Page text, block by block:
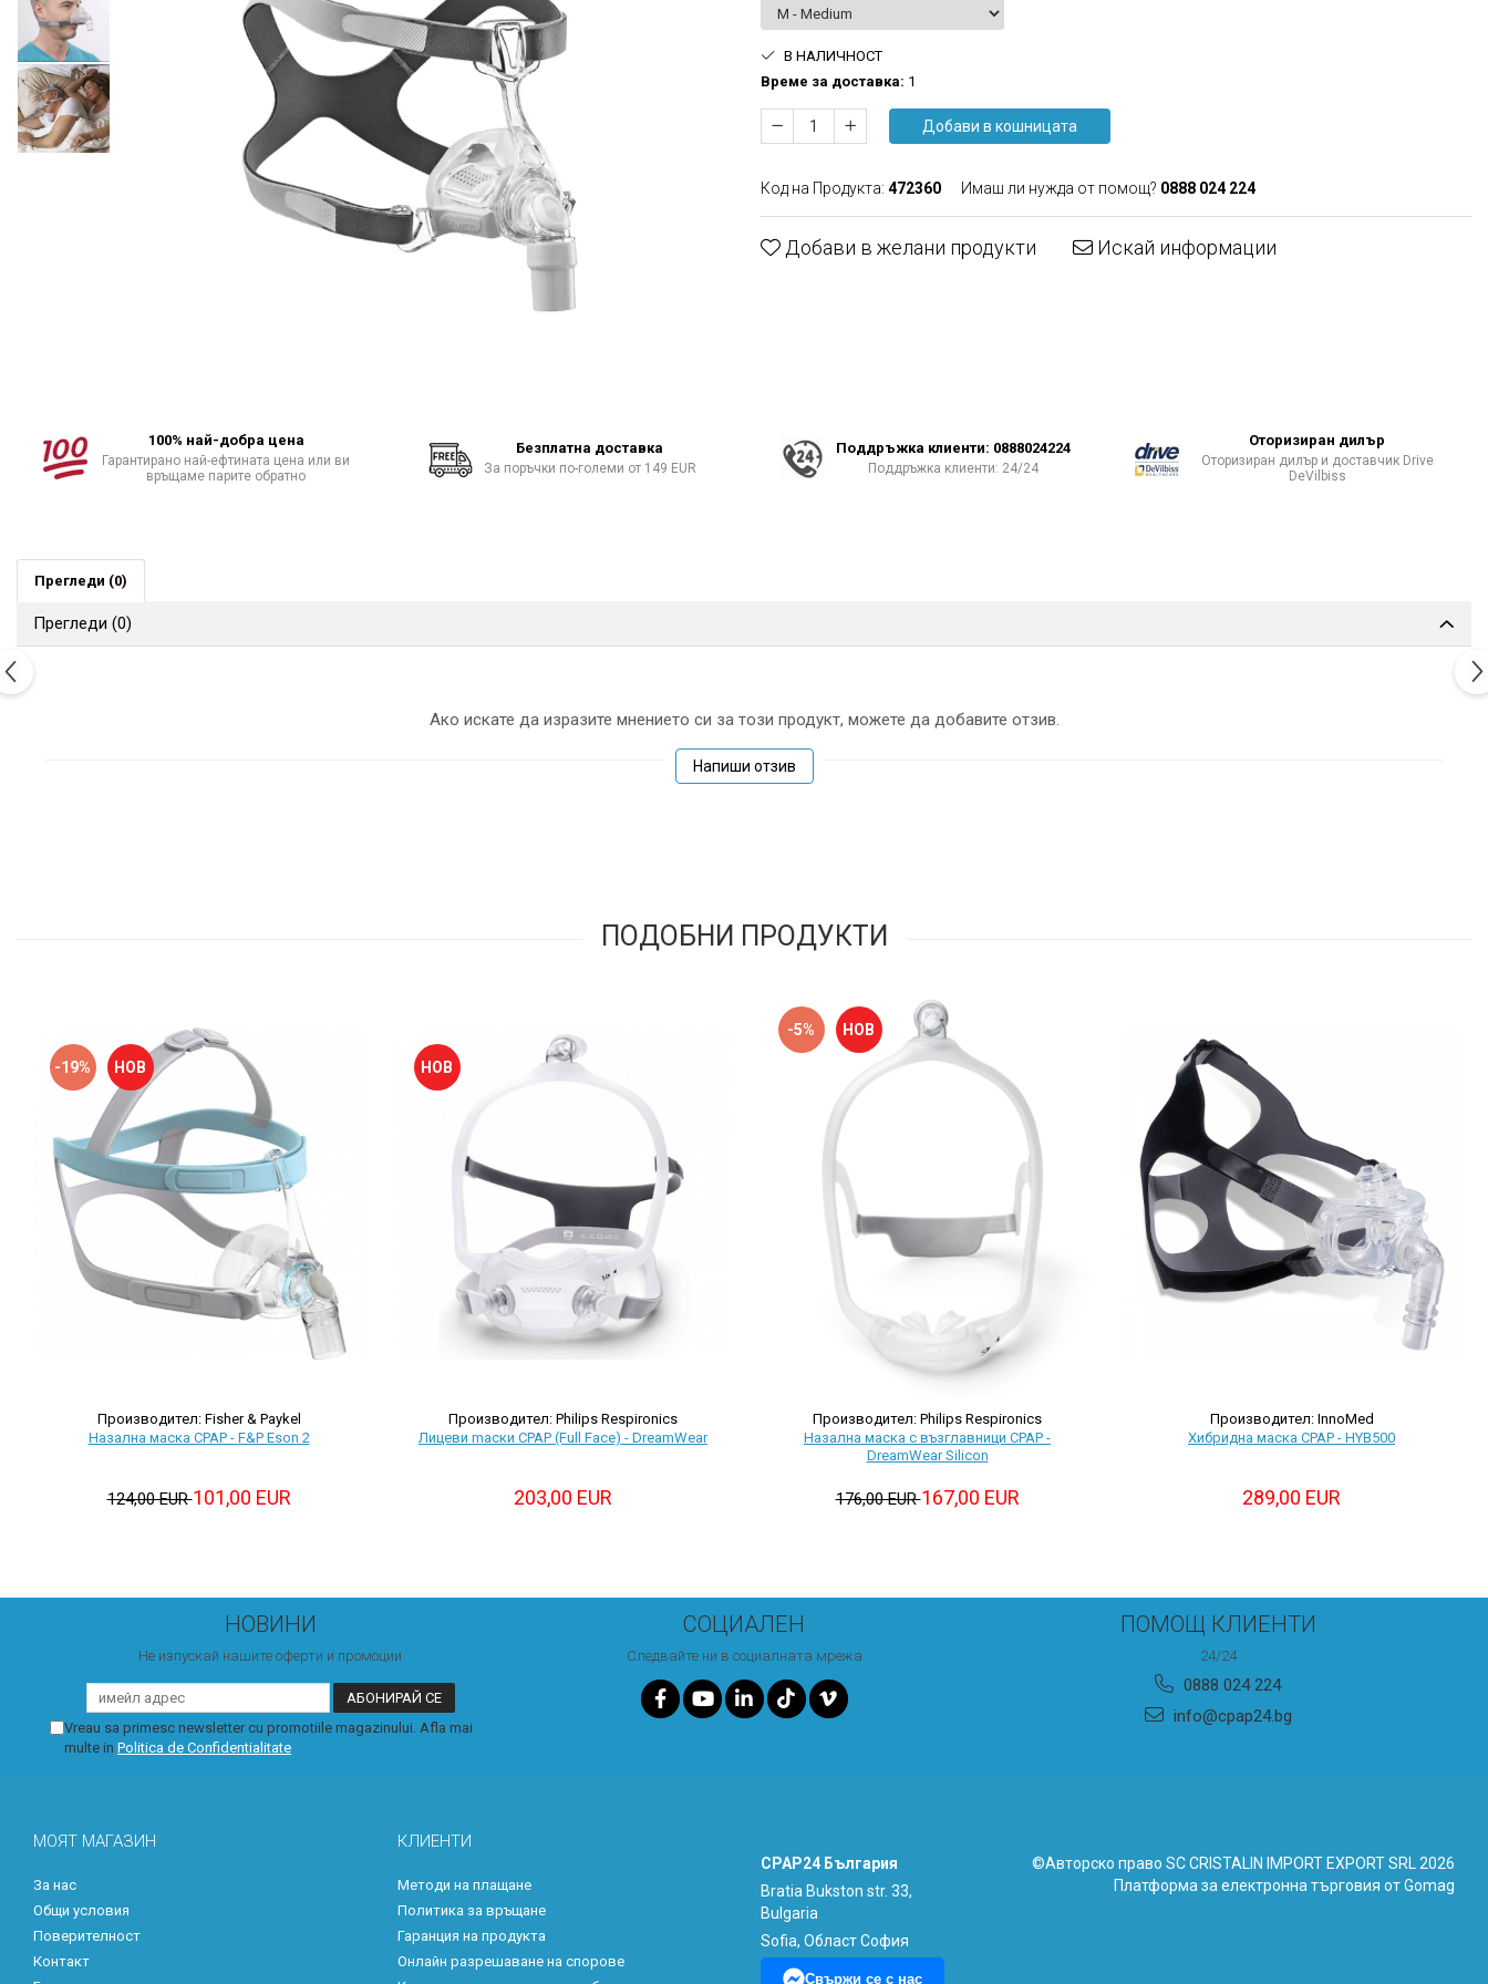
произвежда)
Медицински кислороден спрей
Назални канюли
Овлажняващи купи
Удължаващи маркучи
Кислородни маски
В НАЛИЧНОСТ
Времe за доставка: 1
Добави в кошницата
Код на Продукта: 472360 Имаш ли нужда от помощ? 0888 024 224
Добави в желани продукти Искай информации
100% най-добра цена
Гарантирано най-ефтината цена или ви
връщаме парите обратно
Безплатна доставка
За поръчки по-големи от 149 EUR
Поддръжка клиенти: 0888024224
Поддръжка клиенти: 24/24
Оторизиран дилър
Оторизиран дилър и доставчик Drive
DeVilbiss
Прегледи (0)
Прегледи (0)
Ако искате да изразите мнението си за този продукт, можете да добавите отзив.
Напиши отзив
ПОДОБНИ ПРОДУКТИ
-19% НОВ
Производител: Fisher & Paykel
Назална маска CPAP - F&P Eson 2
124,00 EUR101,00 EUR
НОВ
Производител: Philips Respironics
Лицеви mаски CPAP (Full Face) - DreamWear
203,00 EUR
-5% НОВ
Производител: Philips Respironics
Назална маска с възглавници CPAP -
DreamWear Silicon
176,00 EUR167,00 EUR
Производител: InnoMed
Хибриднa маскa CPAP - HYB500
289,00 EUR
НОВИНИ
Не изпускай нашите оферти и промоции
Vreau sa primesc newsletter cu promotiile magazinului. Afla mai
multe in Politica de Confidentialitate
СОЦИАЛЕН
Следвайте ни в социалната мрежа
ПОМОЩ КЛИЕНТИ
24/24
0888 024 224
info@cpap24.bg
МОЯТ МАГАЗИН
За нас
Общи условия
Поверителност
Контакт
КЛИЕНТИ
Методи на плащане
Политика за връщане
Гаранция на продукта
Онлайн разрешаване на спорове
CPAP24 България
Bratia Bukston str. 33,
Bulgaria
Sofia, Област София
Свържи се с нас
©Авторско право SC CRISTALIN IMPORT EXPORT SRL 2026
Платформа за електронна търговия от Gomag